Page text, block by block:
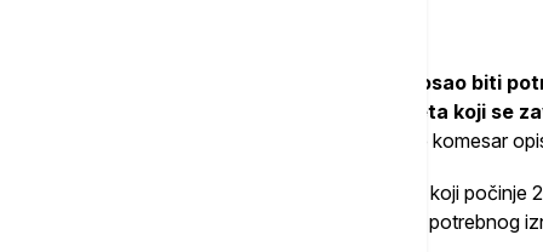
Cicikostas procenjuje da će za ovaj posao biti
okviru trenutnog višegodišnjeg budžeta koji se
, što je komesar
Predlog za naredni sedmogodišnji budžet, koji
evra – deset puta više, ali i dalje daleko od potrebnog